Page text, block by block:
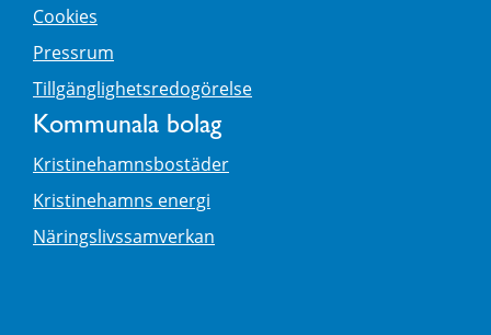
Cookies
Pressrum
Tillgänglighetsredogörelse
Kommunala bolag
Kristinehamnsbostäder
Kristinehamns energi
Näringslivssamverkan